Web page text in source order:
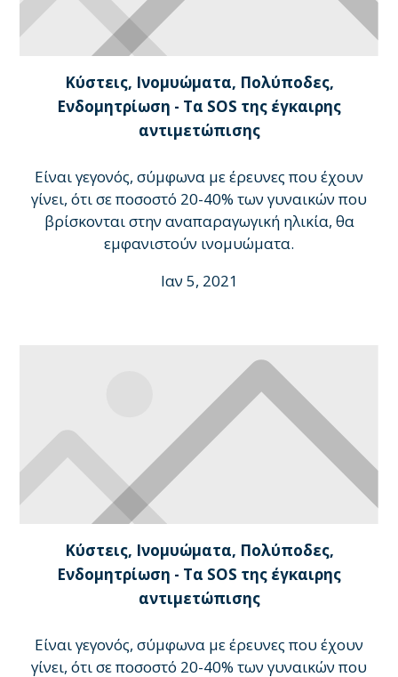
Κύστεις, Ινομυώματα, Πολύποδες,
Ενδομητρίωση - Τα SOS της έγκαιρης
αντιμετώπισης
Είναι γεγονός, σύμφωνα με έρευνες που έχουν
γίνει, ότι σε ποσοστό 20-40% των γυναικών που
βρίσκονται στην αναπαραγωγική ηλικία, θα
εμφανιστούν ινομυώματα.
Ιαν 5, 2021
Κύστεις, Ινομυώματα, Πολύποδες,
Ενδομητρίωση - Τα SOS της έγκαιρης
αντιμετώπισης
Είναι γεγονός, σύμφωνα με έρευνες που έχουν
γίνει, ότι σε ποσοστό 20-40% των γυναικών που